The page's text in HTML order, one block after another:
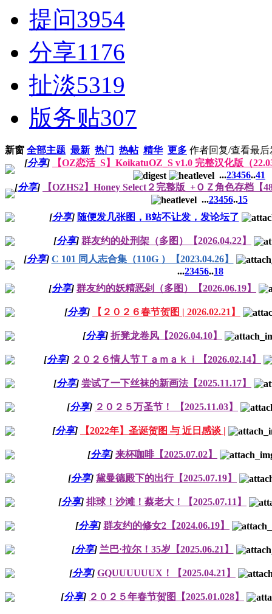
提问3954
分享1176
扯淡5319
版务贴307
新窗 全部主题 最新 热门 热帖 精华 更多 作者回复/查看最后
[分享]
【OZ恋活_S】KoikatuOZ_S v1.0 完整汉化版（
...23456..41
[分享]
【OZHS2】Honey Select２完整版_+ＯＺ角色存档【
...23456..15
[分享] 随便发几张图，B站不让发，发论坛了
[分享] 群友约的处刑架（多图）【2026.04.22】
[分享] C 101 同人志合集（110G ）【2023.04.26】
...23456..18
[分享] 群友约的妖精恶剁（多图）【2026.06.19】
[分享] 【２０２６春节贺图 | 2026.02.21】
[分享] 折凳龙卷风【2026.04.10】
[分享] ２０２６情人节Ｔａｍａｋｉ【2026.02.14】
[分享] 尝试了一下丝袜的新画法【2025.11.17】
[分享] ２０２５万圣节！ 【2025.11.03】
[分享] 【2022年】圣诞贺图 与 近日感谈 |
[分享] 来杯咖啡【2025.07.02】
[分享] 黛曼德殿下的出行【2025.07.19】
[分享] 排球！沙滩！蔡老大！【2025.07.11】
[分享] 群友约的修女2【2024.06.19】
[分享] 兰巴·拉尔！35岁【2025.06.21】
[分享] GQUUUUUUX！【2025.04.21】
[分享] ２０２５年春节贺图【2025.01.028】